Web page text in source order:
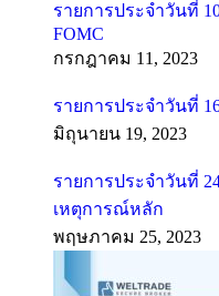
รายการประจำวันที่
FOMC
กรกฎาคม 11, 2023
รายการประจำวันที่
มิถุนายน 19, 2023
รายการประจำวันที่
เหตุการณ์หลัก
พฤษภาคม 25, 2023